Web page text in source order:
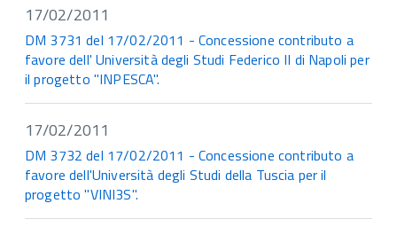
17/02/2011
DM 3731 del 17/02/2011 - Concessione contributo a
favore dell' Università degli Studi Federico II di Napoli per
il progetto "INPESCA".
17/02/2011
DM 3732 del 17/02/2011 - Concessione contributo a
favore dell'Università degli Studi della Tuscia per il
progetto "VINI3S".